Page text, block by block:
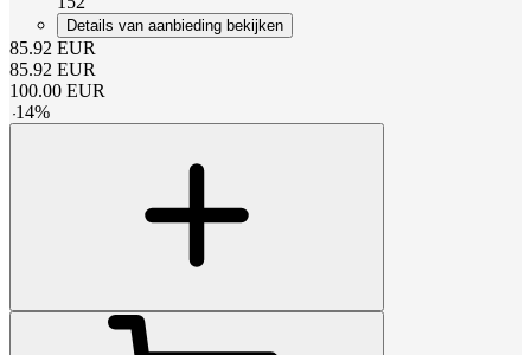
Details van aanbieding bekijken
85.92 EUR
85.92 EUR
100.00 EUR
-14%